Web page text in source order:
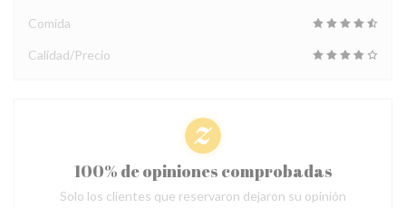
Comida
Calidad/Precio
100% de opiniones comprobadas
Solo los clientes que reservaron dejaron su opinión